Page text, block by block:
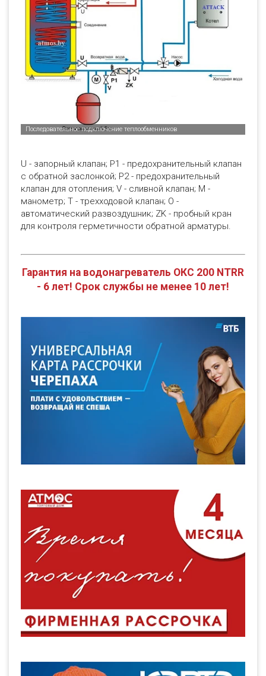
U - запорный клапан; Р1 - предохранительный клапан
с обратной заслонкой; Р2 - предохранительный
клапан для отопления; V - сливной клапан; М -
манометр; Т - трехходовой клапан; О -
автоматический развоздушник; ZK - пробный кран
для контроля герметичности обратной арматуры.
Гарантия на водонагреватель ОКС 200 NTRR
- 6 лет! Срок службы не менее 10 лет!